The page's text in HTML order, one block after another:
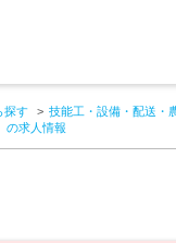
探す 技能工・設備・配送・
の求人情報